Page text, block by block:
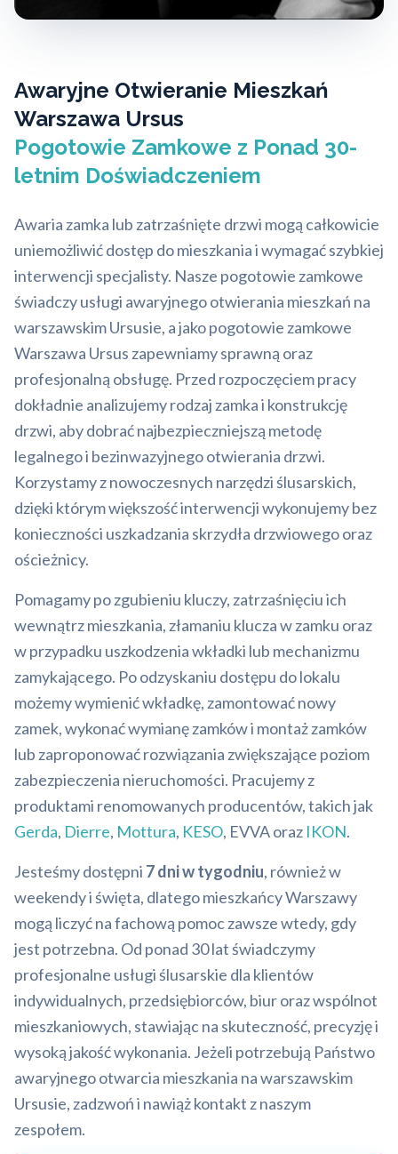
Awaryjne Otwieranie Mieszkań
Warszawa Ursus
Pogotowie Zamkowe z Ponad 30-
letnim Doświadczeniem
Awaria zamka lub zatrzaśnięte drzwi mogą całkowicie
uniemożliwić dostęp do mieszkania i wymagać szybkiej
interwencji specjalisty. Nasze pogotowie zamkowe
świadczy usługi awaryjnego otwierania mieszkań na
warszawskim Ursusie, a jako pogotowie zamkowe
Warszawa Ursus zapewniamy sprawną oraz
profesjonalną obsługę. Przed rozpoczęciem pracy
dokładnie analizujemy rodzaj zamka i konstrukcję
drzwi, aby dobrać najbezpieczniejszą metodę
legalnego i bezinwazyjnego otwierania drzwi.
Korzystamy z nowoczesnych narzędzi ślusarskich,
dzięki którym większość interwencji wykonujemy bez
konieczności uszkadzania skrzydła drzwiowego oraz
ościeżnicy.
Pomagamy po zgubieniu kluczy, zatrzaśnięciu ich
wewnątrz mieszkania, złamaniu klucza w zamku oraz
w przypadku uszkodzenia wkładki lub mechanizmu
zamykającego. Po odzyskaniu dostępu do lokalu
możemy wymienić wkładkę, zamontować nowy
zamek, wykonać wymianę zamków i montaż zamków
lub zaproponować rozwiązania zwiększające poziom
zabezpieczenia nieruchomości. Pracujemy z
produktami renomowanych producentów, takich jak
Gerda, Dierre, Mottura, KESO, EVVA oraz IKON.
Jesteśmy dostępni 7 dni w tygodniu, również w
weekendy i święta, dlatego mieszkańcy Warszawy
mogą liczyć na fachową pomoc zawsze wtedy, gdy
jest potrzebna. Od ponad 30 lat świadczymy
profesjonalne usługi ślusarskie dla klientów
indywidualnych, przedsiębiorców, biur oraz wspólnot
mieszkaniowych, stawiając na skuteczność, precyzję i
wysoką jakość wykonania. Jeżeli potrzebują Państwo
awaryjnego otwarcia mieszkania na warszawskim
Ursusie, zadzwoń i nawiąż kontakt z naszym
zespołem.